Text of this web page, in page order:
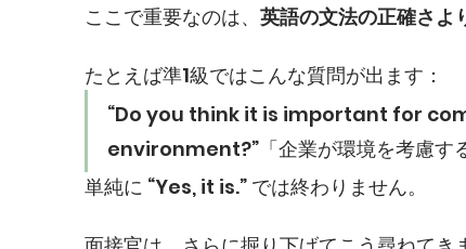
ここで重要なのは、 英語の文法の正確さよ
たとえば準1級ではこんな質問が出ます：
“Do you think it is important for
environment?”「企業が環境を考慮す
単純に “Yes, it is.” では終わりません。